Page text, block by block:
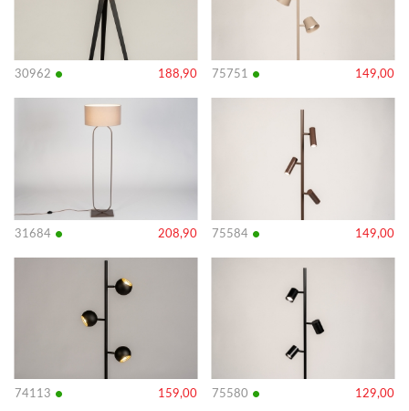
30962 • 188,90 75751 • 149,00
31684 • 208,90 75584 • 149,00
74113 • 159,00
Bekijk
75580 • 129,00
Bekijk